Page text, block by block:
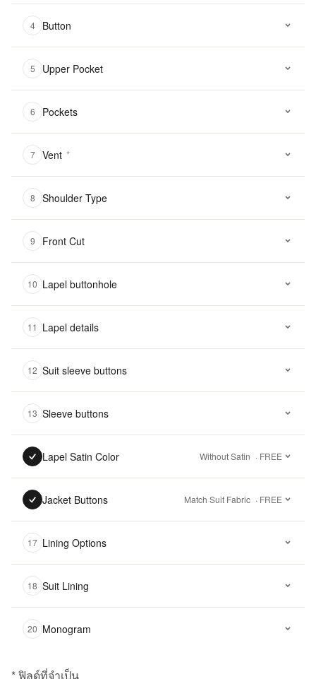
4 Button
5 Upper Pocket
6 Pockets
7 Vent *
8 Shoulder Type
9 Front Cut
10 Lapel buttonhole
11 Lapel details
12 Suit sleeve buttons
13 Sleeve buttons
Lapel Satin Color Without Satin · FREE
Jacket Buttons Match Suit Fabric · FREE
17 Lining Options
18 Suit Lining
20 Monogram
* ฟิลด์ที่จำเป็น